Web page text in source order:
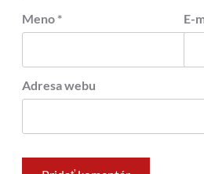
Meno * E-
Adresa webu